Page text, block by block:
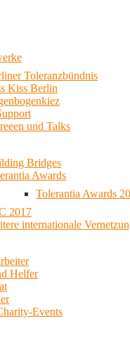
Toleranzbündnis
Kiss Berlin
und Talks
Bridges
Awards
Tolerantia Awards
2017
internationale
Helfer
Events